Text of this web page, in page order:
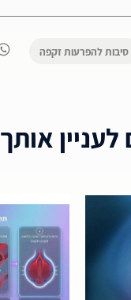
סיבות להפרעות זקפה
אותך